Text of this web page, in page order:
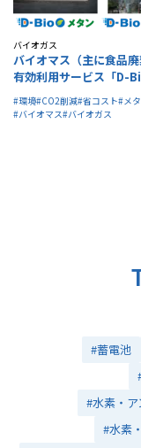
バイオガス
バイオマス（主に食品
有効利用サービス「D-
#環境#CO2削減#省コスト#メ
#バイオマス#バイオガス
#蓄電池
#水素・
#水素